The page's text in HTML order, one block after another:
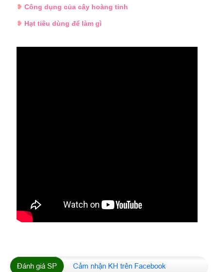
❥ Công dụng của cây hoàng tinh
❥ Hạt tiêu dùng để làm gì
Đánh giá SP Cảm nhận KH trên Facebook